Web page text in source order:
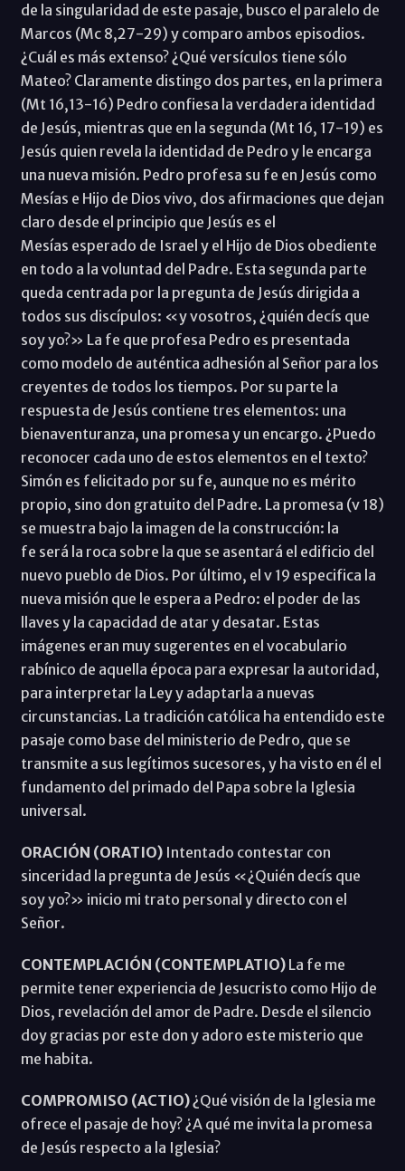
de la singularidad de este pasaje, busco el paralelo de
Marcos (Mc 8,27-29) y comparo ambos episodios.
¿Cuál es más extenso? ¿Qué versículos tiene sólo
Mateo? Claramente distingo dos partes, en la primera
(Mt 16,13-16) Pedro confiesa la verdadera identidad
de Jesús, mientras que en la segunda (Mt 16, 17-19) es
Jesús quien revela la identidad de Pedro y le encarga
una nueva misión. Pedro profesa su fe en Jesús como
Mesías e Hijo de Dios vivo, dos afirmaciones que dejan
claro desde el principio que Jesús es el
Mesías esperado de Israel y el Hijo de Dios obediente
en todo a la voluntad del Padre. Esta segunda parte
queda centrada por la pregunta de Jesús dirigida a
todos sus discípulos: «y vosotros, ¿quién decís que
soy yo?» La fe que profesa Pedro es presentada
como modelo de auténtica adhesión al Señor para los
creyentes de todos los tiempos. Por su parte la
respuesta de Jesús contiene tres elementos: una
bienaventuranza, una promesa y un encargo. ¿Puedo
reconocer cada uno de estos elementos en el texto?
Simón es felicitado por su fe, aunque no es mérito
propio, sino don gratuito del Padre. La promesa (v 18)
se muestra bajo la imagen de la construcción: la
fe será la roca sobre la que se asentará el edificio del
nuevo pueblo de Dios. Por último, el v 19 especifica la
nueva misión que le espera a Pedro: el poder de las
llaves y la capacidad de atar y desatar. Estas
imágenes eran muy sugerentes en el vocabulario
rabínico de aquella época para expresar la autoridad,
para interpretar la Ley y adaptarla a nuevas
circunstancias. La tradición católica ha entendido este
pasaje como base del ministerio de Pedro, que se
transmite a sus legítimos sucesores, y ha visto en él el
fundamento del primado del Papa sobre la Iglesia
universal.
ORACIÓN (ORATIO) Intentado contestar con
sinceridad la pregunta de Jesús «¿Quién decís que
soy yo?» inicio mi trato personal y directo con el
Señor.
CONTEMPLACIÓN (CONTEMPLATIO) La fe me
permite tener experiencia de Jesucristo como Hijo de
Dios, revelación del amor de Padre. Desde el silencio
doy gracias por este don y adoro este misterio que
me habita.
COMPROMISO (ACTIO)¿Qué visión de la Iglesia me
ofrece el pasaje de hoy? ¿A qué me invita la promesa
de Jesús respecto a la Iglesia?